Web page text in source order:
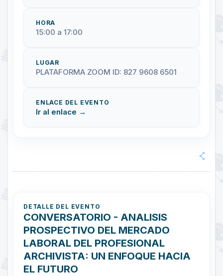
HORA
15:00 a 17:00
LUGAR
PLATAFORMA ZOOM ID: 827 9608 6501
ENLACE DEL EVENTO
Ir al enlace →
DETALLE DEL EVENTO
CONVERSATORIO - ANALISIS
PROSPECTIVO DEL MERCADO
LABORAL DEL PROFESIONAL
ARCHIVISTA: UN ENFOQUE HACIA
EL FUTURO